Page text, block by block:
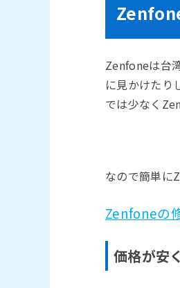
Zenfoneは台
に見かけたり
では少なく
なので簡単に
Zenfoneの
価格が安